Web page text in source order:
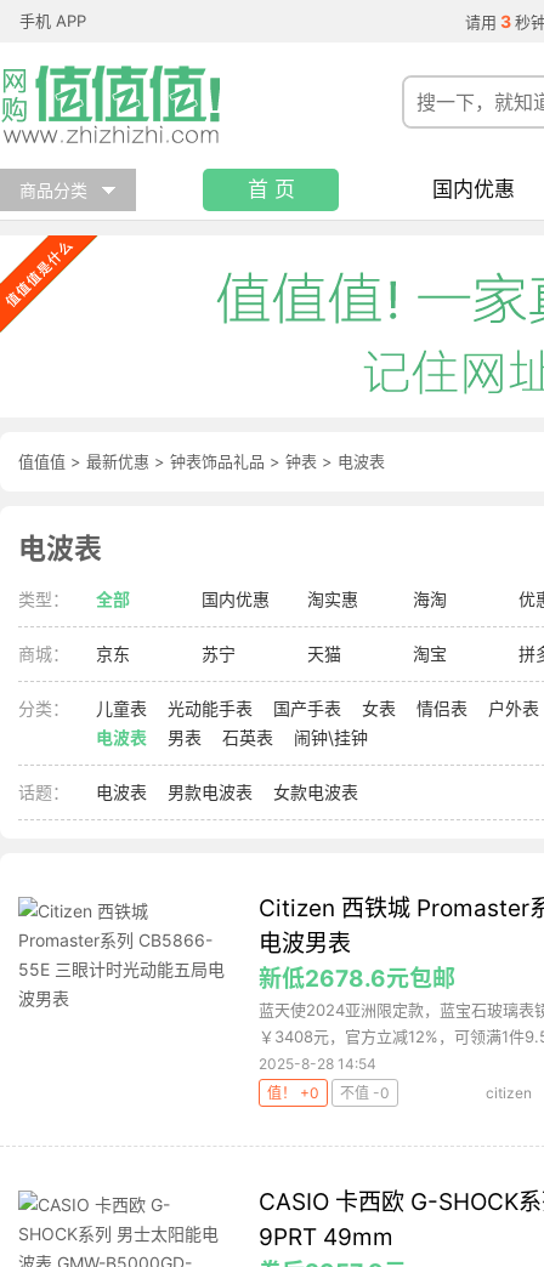
手机 APP 请用 3 秒
商品分类 首 页 国内优惠
值值值 > 最新优惠 > 钟表饰品礼品 > 钟表 > 电波表
电波表
类型： 全部 国内优惠 淘实惠 海淘 优
商城： 京东 苏宁 天猫 淘宝 拼
分类： 儿童表 光动能手表 国产手表 女表 情侣表
户外表
电波表
男表 石英表 闹钟\挂钟
话题： 电波表 男款电波表 女款电波表
Citizen 西铁城 Promaster
电波男表
新低2678.6元包邮
蓝天使2024亚洲限定款，蓝宝石玻璃表
￥3408元，官方立减12%，可领满1件
2025-8-28 14:54
值！ +0
不值 -0 citizen
CASIO 卡西欧 G-SHOCK
9PRT 49mm